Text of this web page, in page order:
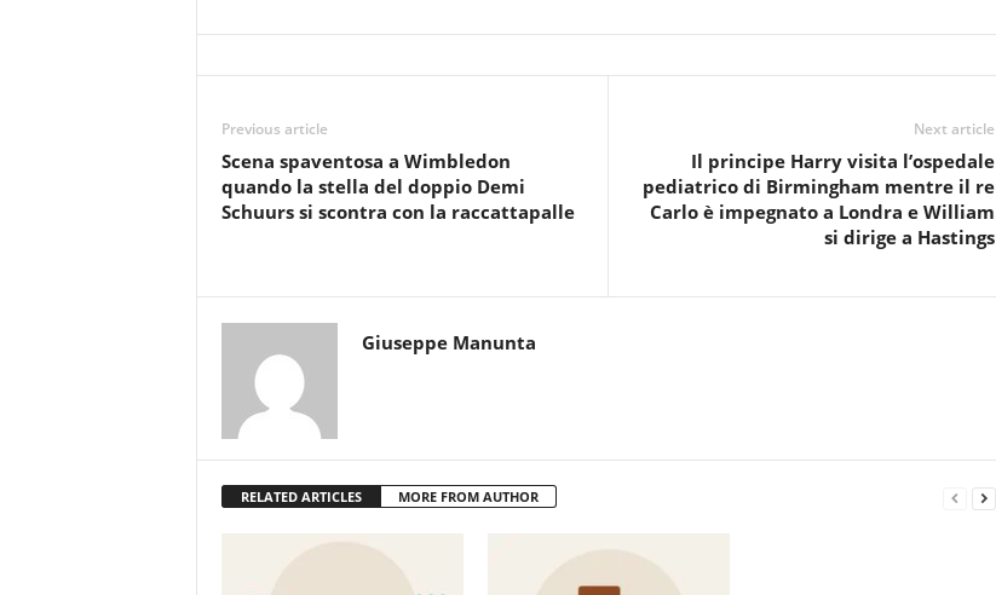
Previous article
Scena spaventosa a Wimbledon
quando la stella del doppio Demi
Schuurs si scontra con la raccattapalle
Next article
Il principe Harry visita l’ospedale
pediatrico di Birmingham mentre il re
Carlo è impegnato a Londra e William
si dirige a Hastings
Giuseppe Manunta
RELATED ARTICLES MORE FROM AUTHOR